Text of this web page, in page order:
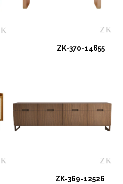
ZK-370-14655
ZK-369-12526